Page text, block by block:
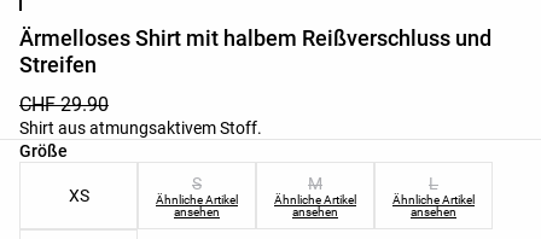
Ärmelloses Shirt mit halbem Reißverschluss und
Streifen
CHF 29.90
Shirt aus atmungsaktivem Stoff.
Größe
Produktgrößenliste
XS
S
Ähnliche Artikel
ansehen
M
Ähnliche Artikel
ansehen
L
Ähnliche Artikel
ansehen